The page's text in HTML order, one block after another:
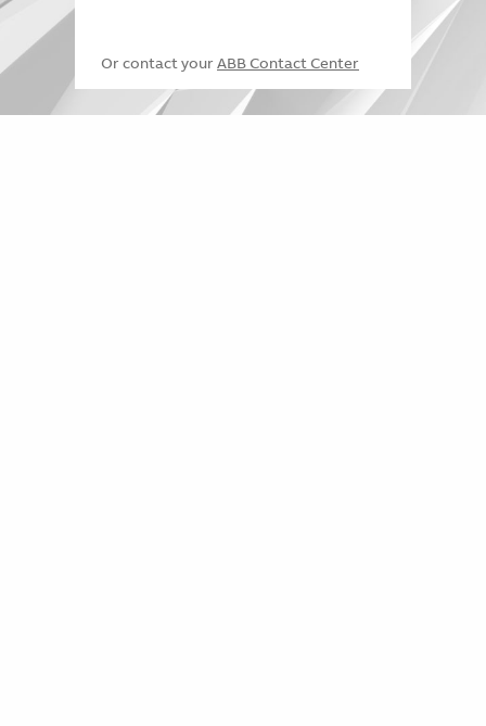
Or contact your ABB Contact Center